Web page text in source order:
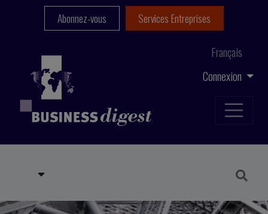
Connexion
Français
Abonnez-vous Services Entreprises